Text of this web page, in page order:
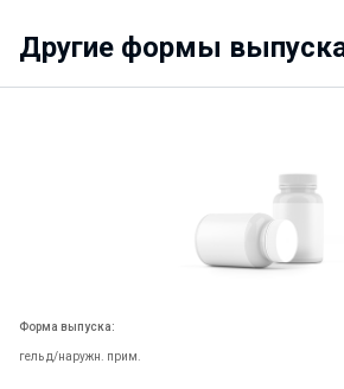
Другие формы
Форма выпуска:
гель д/наружн. прим.